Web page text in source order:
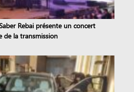
Rebai présente un concert
de la transmission